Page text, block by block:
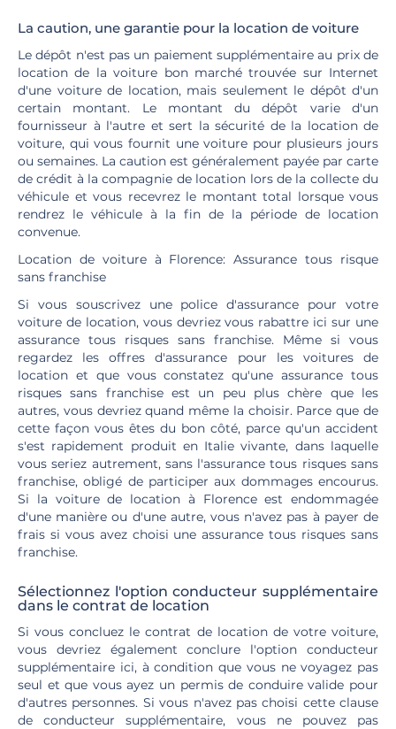
La caution, une garantie pour la location de voiture
Le dépôt n'est pas un paiement supplémentaire au prix de
location de la voiture bon marché trouvée sur Internet
d'une voiture de location, mais seulement le dépôt d'un
certain montant. Le montant du dépôt varie d'un
fournisseur à l'autre et sert la sécurité de la location de
voiture, qui vous fournit une voiture pour plusieurs jours
ou semaines. La caution est généralement payée par carte
de crédit à la compagnie de location lors de la collecte du
véhicule et vous recevrez le montant total lorsque vous
rendrez le véhicule à la fin de la période de location
convenue.
Location de voiture à Florence: Assurance tous risque
sans franchise
Si vous souscrivez une police d'assurance pour votre
voiture de location, vous devriez vous rabattre ici sur une
assurance tous risques sans franchise. Même si vous
regardez les offres d'assurance pour les voitures de
location et que vous constatez qu'une assurance tous
risques sans franchise est un peu plus chère que les
autres, vous devriez quand même la choisir. Parce que de
cette façon vous êtes du bon côté, parce qu'un accident
s'est rapidement produit en Italie vivante, dans laquelle
vous seriez autrement, sans l'assurance tous risques sans
franchise, obligé de participer aux dommages encourus.
Si la voiture de location à Florence est endommagée
d'une manière ou d'une autre, vous n'avez pas à payer de
frais si vous avez choisi une assurance tous risques sans
franchise.
Sélectionnez l'option conducteur supplémentaire
dans le contrat de location
Si vous concluez le contrat de location de votre voiture,
vous devriez également conclure l'option conducteur
supplémentaire ici, à condition que vous ne voyagez pas
seul et que vous ayez un permis de conduire valide pour
d'autres personnes. Si vous n'avez pas choisi cette clause
de conducteur supplémentaire, vous ne pouvez pas